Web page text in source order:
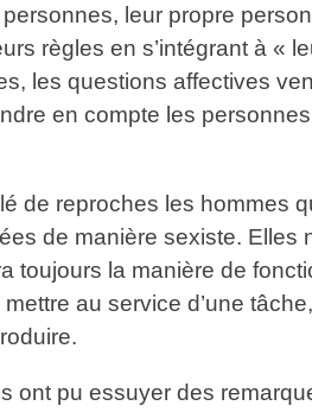
leur propre
règles en s’intégrant à «
les questions affectives
en compte les
de reproches les hommes
de manière sexiste.
toujours la manière de
au service d’une
ont pu essuyer des